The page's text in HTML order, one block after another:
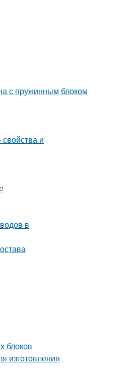
с пружинным блоком
и
в
блоков
изготовления